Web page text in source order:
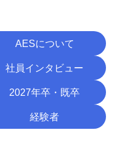
AESについて
社員インタビュー
2027年卒・既卒
経験者